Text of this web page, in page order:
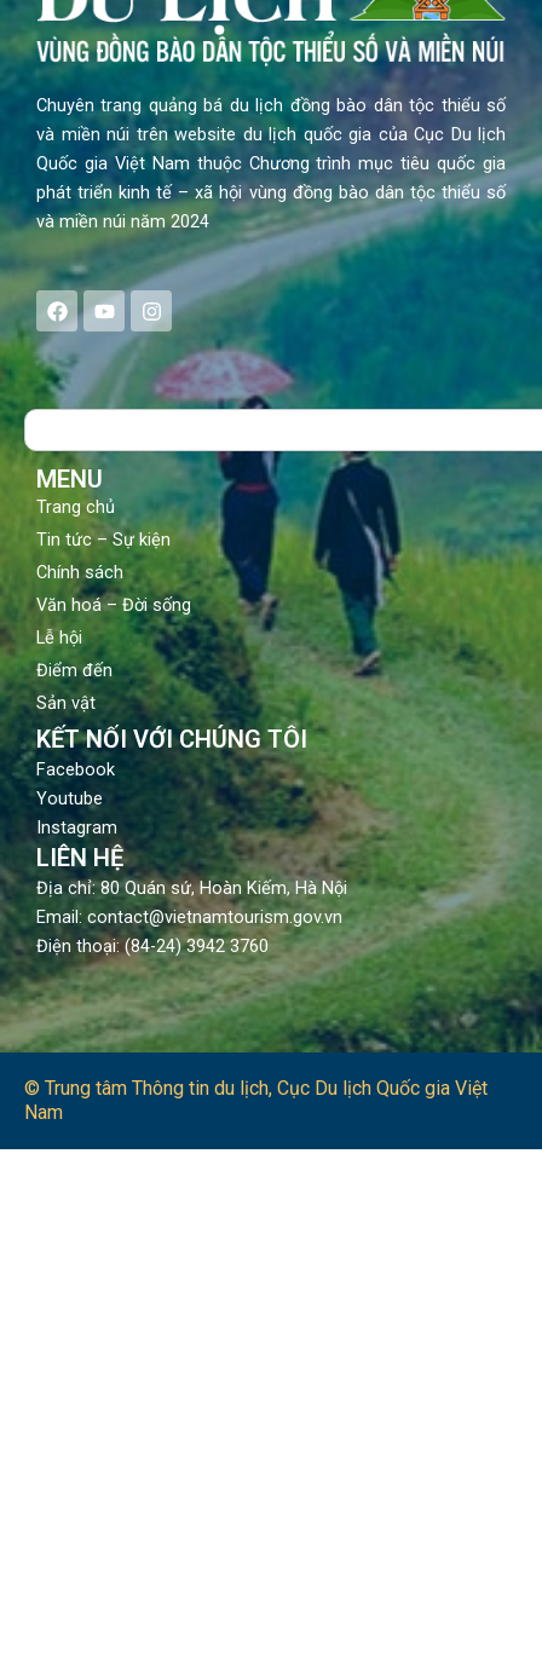
Chuyên trang quảng bá du lịch đồng bào dân tộc thiểu số
và miền núi trên website du lịch quốc gia của Cục Du lịch
Quốc gia Việt Nam thuộc Chương trình mục tiêu quốc gia
phát triển kinh tế – xã hội vùng đồng bào dân tộc thiểu số
và miền núi năm 2024
F
a
e
b
o
Y
o
t
u
b
I
n
s
a
g
Search
MENU
Trang chủ
Tin tức – Sự kiện
Chính sách
Văn hoá – Đời sống
Lễ hội
Điểm đến
Sản vật
KẾT NỐI VỚI CHÚNG TÔI
Facebook
Youtube
Instagram
LIÊN HỆ
Địa chỉ: 80 Quán sứ, Hoàn Kiếm, Hà Nội
Email: contact@vietnamtourism.gov.vn
Điện thoại: (84-24) 3942 3760
© Trung tâm Thông tin du lịch​, Cục Du lịch Quốc gia Việt
Nam